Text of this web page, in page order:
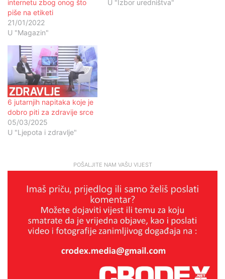
internetu zbog onog što
piše na etiketi
21/01/2022
U "Magazin"
U "Izbor uredništva"
6 jutarnjih napitaka koje je
dobro piti za zdravije srce
05/03/2025
U "Ljepota i zdravlje"
POŠALJITE NAM VAŠU VIJEST